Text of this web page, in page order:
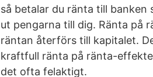
så betalar du ränta till
ut pengarna till dig. Ränta på
räntan återförs till kapitalet.
kraftfull ränta på ränta-
det ofta felaktigt.